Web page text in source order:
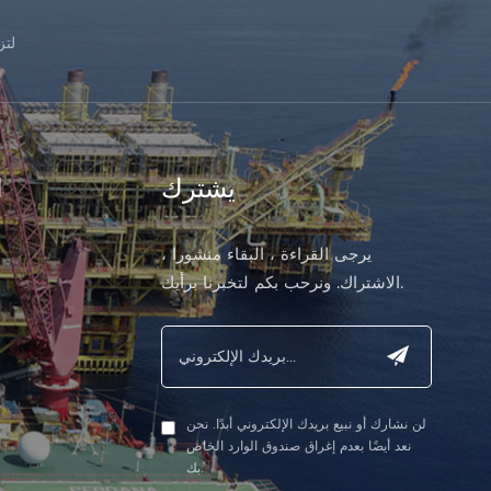
يشترك
يرجى القراءة ، البقاء منشورا ،
الاشتراك. ونرحب بكم لتخبرنا برأيك.
لن نشارك أو نبيع بريدك الإلكتروني أبدًا. نحن
نعد أيضًا بعدم إغراق صندوق الوارد الخاص
بك.